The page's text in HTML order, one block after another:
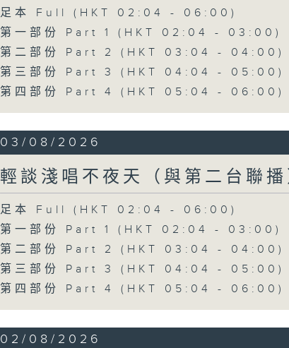
足本 Full (HKT 02:04 - 06:00)
第一部份 Part 1 (HKT 02:04 - 03:00)
第二部份 Part 2 (HKT 03:04 - 04:00)
第三部份 Part 3 (HKT 04:04 - 05:00)
第四部份 Part 4 (HKT 05:04 - 06:00)
03/08/2026
輕談淺唱不夜天（與第二台聯
足本 Full (HKT 02:04 - 06:00)
第一部份 Part 1 (HKT 02:04 - 03:00)
第二部份 Part 2 (HKT 03:04 - 04:00)
第三部份 Part 3 (HKT 04:04 - 05:00)
第四部份 Part 4 (HKT 05:04 - 06:00)
02/08/2026